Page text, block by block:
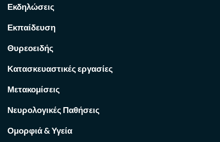
Εκδηλώσεις
Εκπαίδευση
Θυρεοειδής
Κατασκευαστικές εργασίες
Μετακομίσεις
Νευρολογικές Παθήσεις
Ομορφιά & Υγεία